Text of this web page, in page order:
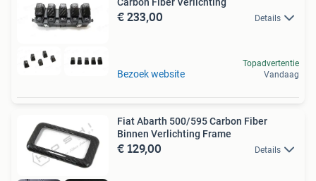
€ 233,00 Details
Bezoek website
Topadvertentie
Vandaag
Fiat Abarth 500/595 Carbon Fiber
Binnen Verlichting Frame
€ 129,00 Details